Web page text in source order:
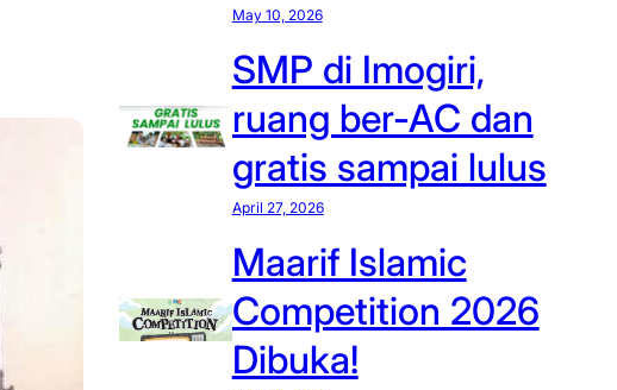
May 10, 2026
SMP di Imogiri,
ruang ber-AC dan
gratis sampai lulus
April 27, 2026
Maarif Islamic
Competition 2026
Dibuka!